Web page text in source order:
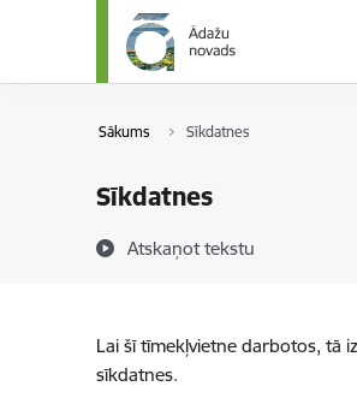
Pāriet uz lapas saturu
Sākums Sīkdatnes
Sīkdatnes
Atskaņot tekstu
Lai šī tīmekļvietne darbotos, tā
sīkdatnes.